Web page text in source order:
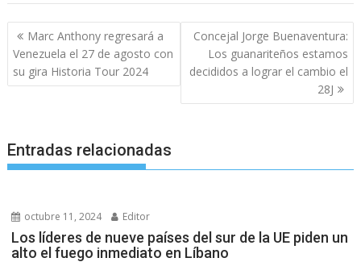
Navegación
de
entradas
Marc Anthony regresará a
Venezuela el 27 de agosto con
su gira Historia Tour 2024
Concejal Jorge Buenaventura:
Los guanariteños estamos
decididos a lograr el cambio el
28J
Entradas relacionadas
octubre 11, 2024 Editor
Los líderes de nueve países del sur de la UE piden un
alto el fuego inmediato en Líbano